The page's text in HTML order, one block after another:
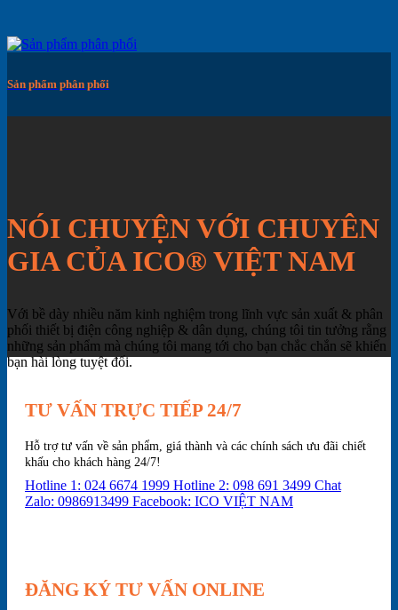
Sản phẩm phân phối
NÓI CHUYỆN VỚI CHUYÊN
GIA CỦA ICO® VIỆT NAM
Với bề dày nhiều năm kinh nghiệm trong lĩnh vực sản xuất & phân
phối thiết bị điện công nghiệp & dân dụng, chúng tôi tin tưởng rằng
những sản phẩm mà chúng tôi mang tới cho bạn chắc chắn sẽ khiến
bạn hài lòng tuyệt đối.
TƯ VẤN TRỰC TIẾP 24/7
Hỗ trợ tư vấn về sản phẩm, giá thành và các chính sách ưu đãi chiết
khấu cho khách hàng 24/7!
Hotline 1: 024 6674 1999 Hotline 2: 098 691 3499 Chat
Zalo: 0986913499 Facebook: ICO VIỆT NAM
ĐĂNG KÝ TƯ VẤN ONLINE